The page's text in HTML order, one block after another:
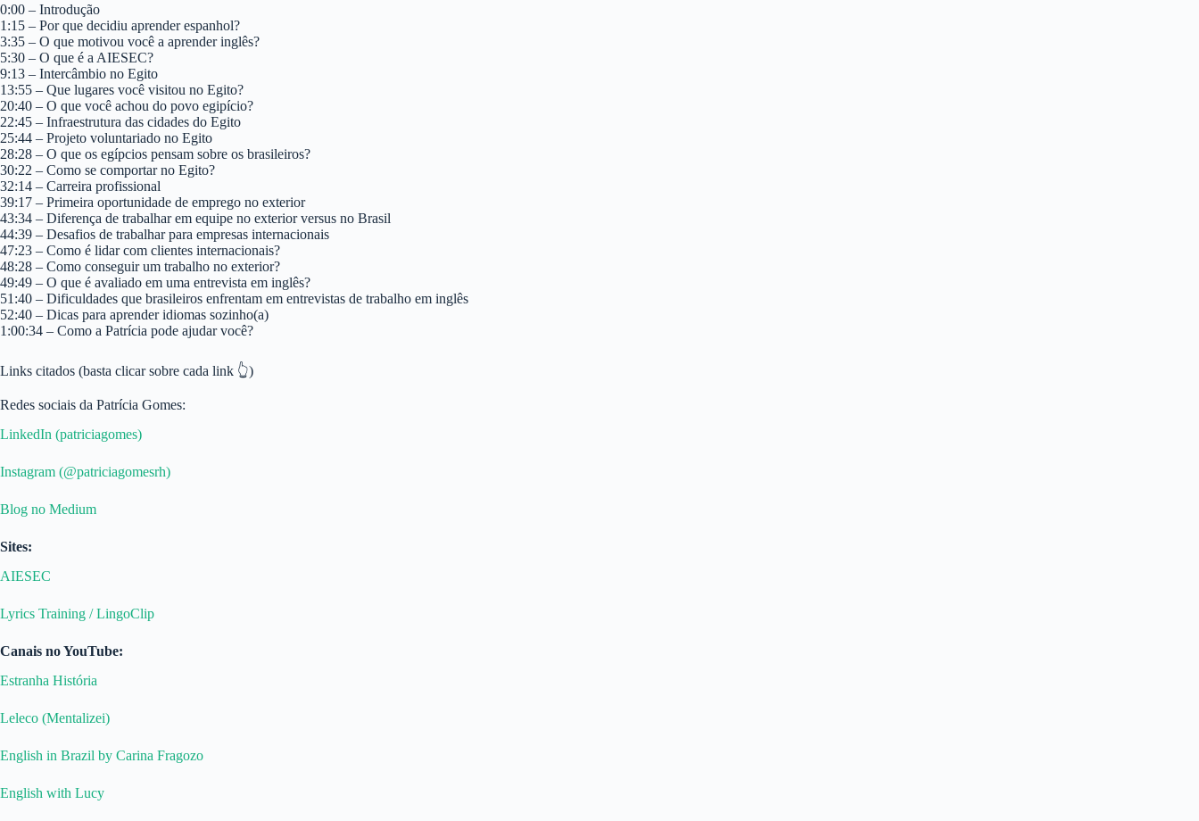
0:00 – Introdução
1:15 – Por que decidiu aprender espanhol?
3:35 – O que motivou você a aprender inglês?
5:30 – O que é a AIESEC?
9:13 – Intercâmbio no Egito
13:55 – Que lugares você visitou no Egito?
20:40 – O que você achou do povo egipício?
22:45 – Infraestrutura das cidades do Egito
25:44 – Projeto voluntariado no Egito
28:28 – O que os egípcios pensam sobre os brasileiros?
30:22 – Como se comportar no Egito?
32:14 – Carreira profissional
39:17 – Primeira oportunidade de emprego no exterior
43:34 – Diferença de trabalhar em equipe no exterior versus no Brasil
44:39 – Desafios de trabalhar para empresas internacionais
47:23 – Como é lidar com clientes internacionais?
48:28 – Como conseguir um trabalho no exterior?
49:49 – O que é avaliado em uma entrevista em inglês?
51:40 – Dificuldades que brasileiros enfrentam em entrevistas de trabalho em inglês
52:40 – Dicas para aprender idiomas sozinho(a)
1:00:34 – Como a Patrícia pode ajudar você?
Links citados (basta clicar sobre cada link 👆)
Redes sociais da Patrícia Gomes:
⁠LinkedIn (patriciagomes)⁠
⁠Instagram (@patriciagomesrh)⁠
⁠Blog no Medium⁠
Sites:
⁠AIESEC⁠
⁠Lyrics Training / LingoClip⁠
Canais no YouTube:
⁠Estranha História⁠
⁠Leleco (Mentalizei)⁠
⁠English in Brazil by Carina Fragozo⁠
⁠English with Lucy⁠